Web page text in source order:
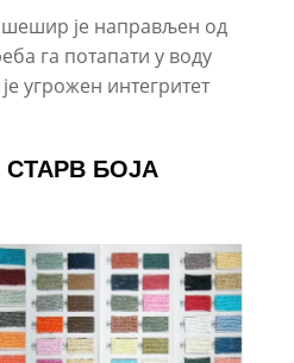
шешир је направљен од
га потапати у воду
угрожен интегритет
БОЈА